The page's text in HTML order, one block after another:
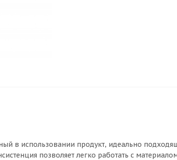
в использовании продукт, идеально
позволяет легко работать с